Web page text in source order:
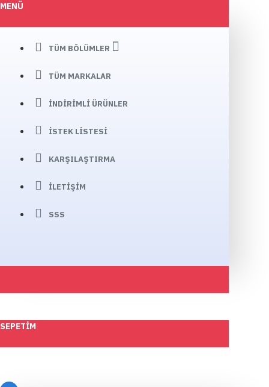
MENÜ
TÜM BÖLÜMLER
TÜM MARKALAR
İNDIRIMLI ÜRÜNLER
İSTEK LISTESI
KARŞILAŞTIRMA
İLETIŞIM
SSS
SEPETIM